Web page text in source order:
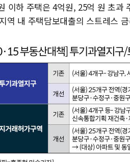
이하 주택은 4억원, 25억 원 초과
역 내 주택담보대출의 스트레스